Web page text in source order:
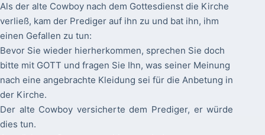
Als der alte Cowboy nach dem Gottesdienst die Kirche
verließ, kam der Prediger auf ihn zu und bat ihn, ihm
einen Gefallen zu tun:
Bevor Sie wieder hierherkommen, sprechen Sie doch
bitte mit GOTT und fragen Sie Ihn, was seiner Meinung
nach eine angebrachte Kleidung sei für die Anbetung in
der Kirche.
Der alte Cowboy versicherte dem Prediger, er würde
dies tun.